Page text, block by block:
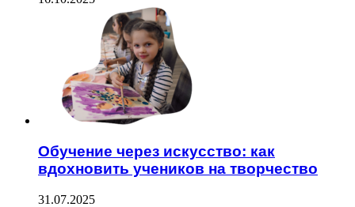
Обучение через искусство: как
вдохновить учеников на творчество
31.07.2025